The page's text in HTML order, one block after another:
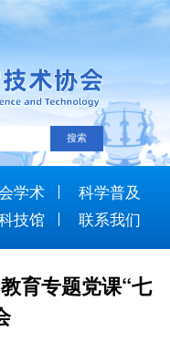
学术
科学普及
技馆 联系我们
育专题党课“七